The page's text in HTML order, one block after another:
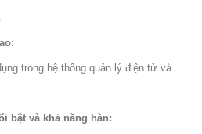
trong hệ thống quản lý điện tử và
bật và khả năng hàn: